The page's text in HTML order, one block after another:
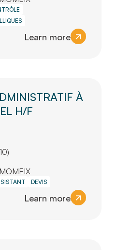
Learn more
À
H/F
)
DEVIS
Learn more